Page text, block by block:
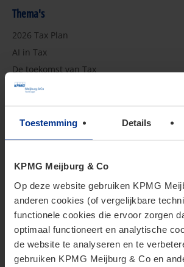
Toestemming Details
KPMG Meijburg & Co
Op deze website gebruiken KPMG
anderen cookies (of vergelijkbare
functionele cookies die ervoor zorgen
optimaal functioneert en analytische
de website te analyseren en te
gebruiken KPMG Meijburg & Co en
Thema's
2026 Tax Plan
AI in Tax
De toekomst van Tax
Pijler 2
Specialismen
Belastingspecialismen
Marktspecialismen
Over ons
Over Meijburg
Onze mensen
Onze kennis